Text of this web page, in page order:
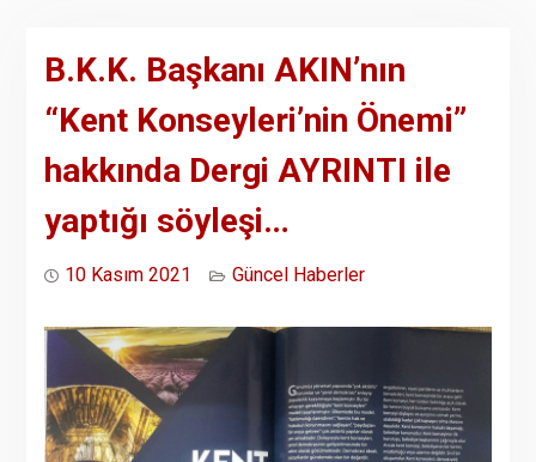
B.K.K. Başkanı AKIN’nın
“Kent Konseyleri’nin Önemi”
hakkında Dergi AYRINTI ile
yaptığı söyleşi…
10 Kasım 2021 Güncel Haberler